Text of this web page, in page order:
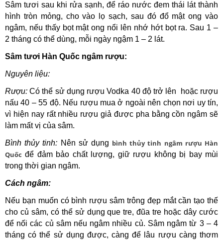
Sâm tươi sau khi rửa sạnh, để ráo nước đem thái lát thành
hình tròn mỏng, cho vào lọ sạch, sau đó đổ mật ong vào
ngâm, nếu thấy bọt mật ong nổi lên nhớ hớt bọt ra. Sau 1 –
2 tháng có thể dùng, mỗi ngày ngậm 1 – 2 lát.
Sâm tươi Hàn Quốc ngâm rượu:
Nguyên liệu:
Rượu: Có thể sử dụng rượu Vodka 40 độ trở lên hoặc rượu
nấu 40 – 55 độ. Nếu rượu mua ở ngoài nên chọn nơi uy tín,
vì hiện nay rất nhiều rượu giả được pha bằng cồn ngâm sẽ
làm mất vị của sâm.
Bình thủy tinh: Nên sử dụng bình thủy tinh ngâm rượu Hàn
Quốc để đảm bảo chất lượng, giữ rượu không bị bay mùi
trong thời gian ngâm.
Cách ngâm:
Nếu bạn muốn có bình rượu sâm trông đẹp mắt cần tạo thế
cho củ sâm, có thể sử dụng que tre, đũa tre hoặc dây cước
để nối các củ sâm nếu ngâm nhiều củ. Sâm ngâm từ 3 – 4
tháng có thể sử dụng được, càng để lâu rượu càng thơm